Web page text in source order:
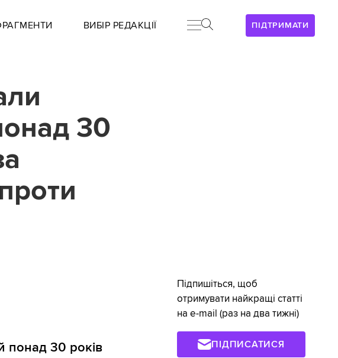
ПІДТРИМАТИ
ВИБІР РЕДАКЦІЇ
30
понад 30 років
Підпишіться, щоб
отримувати найкращі статті
на e-mail (раз на два тижні)
ПІДПИСАТИСЯ